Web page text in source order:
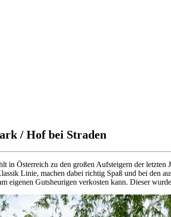
/ Hof bei Straden
in Österreich zu den großen Aufsteigern der
Linie, machen dabei richtig Spaß und bei den
eigenen Gutsheurigen verkosten kann. Dieser